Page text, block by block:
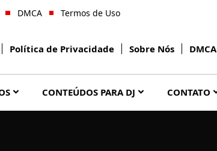
DMCA Termos de Uso
Política de Privacidade Sobre Nós DMCA
CONTEÚDOS PARA DJ CONTATO